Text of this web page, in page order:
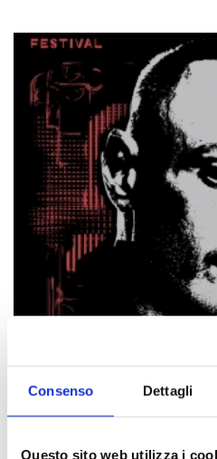
Consenso Dettagli
Questo sito web utilizza i
Gli eventi potrebbero